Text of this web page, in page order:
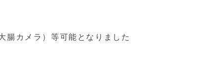
腸カメラ）等可能となりました